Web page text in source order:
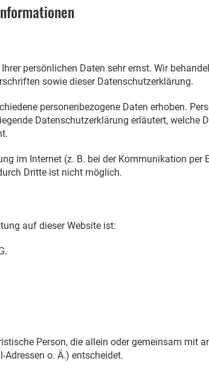
persönlichen Daten sehr ernst. Wir
sowie dieser Datenschutzerklärung.
personenbezogene Daten erhoben.
Datenschutzerklärung erläutert, welche
im Internet (z. B. bei der Kommunikation per
Dritte ist nicht möglich.
auf dieser Website ist:
Person, die allein oder gemeinsam mit
Adressen o. Ä.) entscheidet.